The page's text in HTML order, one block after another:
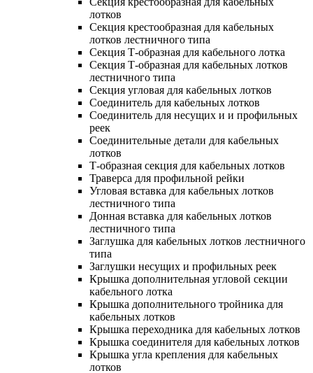
лотков
Секция крестообразная для кабельных
лотков лестничного типа
Секция Т-образная для кабельного лотка
Секция Т-образная для кабельных лотков
лестничного типа
Секция угловая для кабельных лотков
Соединитель для кабельных лотков
Соединитель для несущих и и профильных
реек
Соединительные детали для кабельных
лотков
Т-образная секция для кабельных лотков
Траверса для профильной рейки
Угловая вставка для кабельных лотков
лестничного типа
Донная вставка для кабельных лотков
лестничного типа
Заглушка для кабельных лотков лестничного
типа
Заглушки несущих и профильных реек
Крышка дополнительная угловой секции
кабельного лотка
Крышка дополнительного тройника для
кабельных лотков
Крышка переходника для кабельных лотков
Крышка соединителя для кабельных лотков
Крышка угла крепления для кабельных
лотков